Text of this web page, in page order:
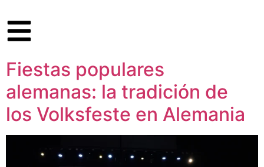
Fiestas populares
alemanas: la tradición de
los Volksfeste en Alemania